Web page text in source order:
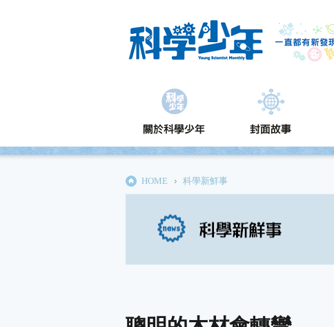
HOME 科學新鮮事